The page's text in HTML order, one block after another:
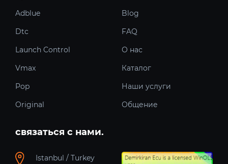
Adblue
Dtc
Launch Control
Vmax
Pop
Original
Blog
FAQ
О нас
Каталог
Наши услуги
Общение
связаться с нами.
Istanbul / Turkey